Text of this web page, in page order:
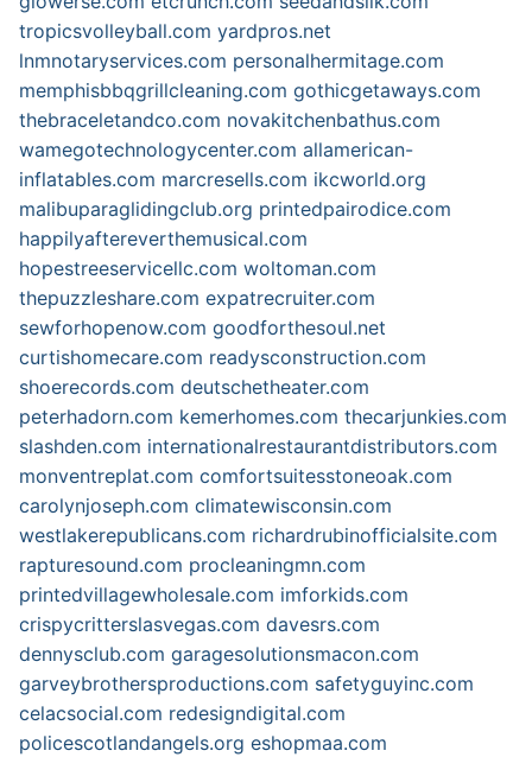
tropicsvolleyball.com yardpros.net
lnmnotaryservices.com personalhermitage.com
memphisbbqgrillcleaning.com gothicgetaways.com
thebraceletandco.com novakitchenbathus.com
wamegotechnologycenter.com allamerican-
inflatables.com marcresells.com ikcworld.org
malibuparaglidingclub.org printedpairodice.com
happilyaftereverthemusical.com
hopestreeservicellc.com woltoman.com
thepuzzleshare.com expatrecruiter.com
sewforhopenow.com goodforthesoul.net
curtishomecare.com readysconstruction.com
shoerecords.com deutschetheater.com
peterhadorn.com kemerhomes.com thecarjunkies.com
slashden.com internationalrestaurantdistributors.com
monventreplat.com comfortsuitesstoneoak.com
carolynjoseph.com climatewisconsin.com
westlakerepublicans.com richardrubinofficialsite.com
rapturesound.com procleaningmn.com
printedvillagewholesale.com imforkids.com
crispycritterslasvegas.com davesrs.com
dennysclub.com garagesolutionsmacon.com
garveybrothersproductions.com safetyguyinc.com
celacsocial.com redesigndigital.com
policescotlandangels.org eshopmaa.com